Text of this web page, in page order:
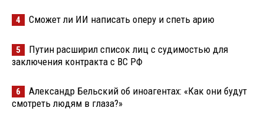
4 Сможет ли ИИ написать оперу и спеть арию
5
Путин расширил список лиц с судимостью для
заключения контракта с ВС РФ
6
Александр Бельский об иноагентах: «Как они будут
смотреть людям в глаза?»